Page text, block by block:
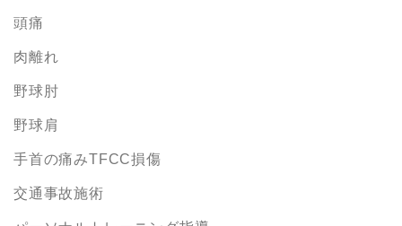
頭痛
肉離れ
野球肘
野球肩
手首の痛みTFCC損傷
交通事故施術